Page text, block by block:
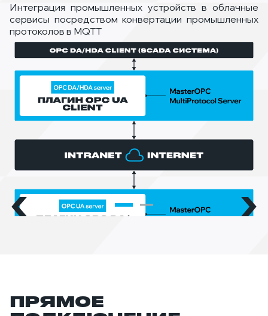
Интеграция промышленных устройств в облачные
сервисы посредством конвертации промышленных
протоколов в MQTT
серверов в Internet/Intranet сетях с поддержкой
шифрования и аутентификации
ПРЯМОЕ